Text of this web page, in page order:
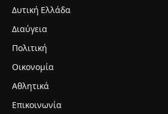
Δυτική Ελλάδα
Διαύγεια
Πολιτική
Οικονομία
Αθλητικά
Επικοινωνία